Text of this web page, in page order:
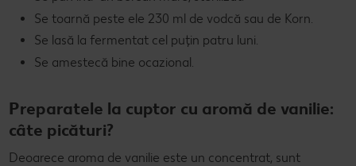
Se toarnă peste ele 230 ml de vodcă sau de Korn.
Se lasă la fermentat cel puțin patru luni.
Se amestecă bine ocazional.
Preparatele la cuptor cu aromă de vanilie:
câte picături?
Deoarece aroma de vanilie este un concentrat, sunt